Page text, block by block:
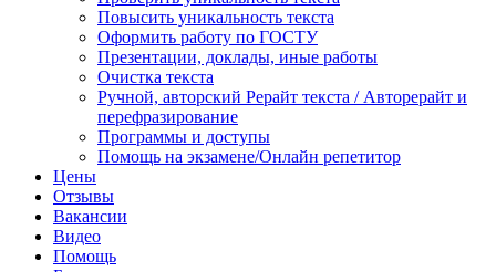
Повысить уникальность текста
Оформить работу по ГОСТУ
Презентации, доклады, иные работы
Очистка текста
Ручной, авторский Рерайт текста / Авторерайт и
перефразирование
Программы и доступы
Помощь на экзамене/Онлайн репетитор
Цены
Отзывы
Вакансии
Видео
Помощь